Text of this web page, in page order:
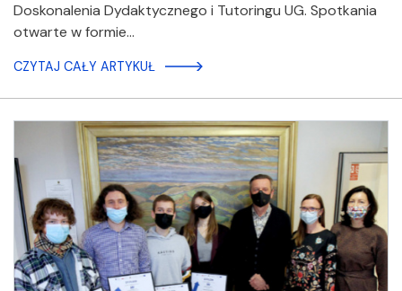
Doskonalenia Dydaktycznego i Tutoringu UG. Spotkania
otwarte w formie…
CZYTAJ CAŁY ARTYKUŁ